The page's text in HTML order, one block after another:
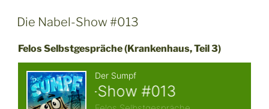
Die Nabel-Show #013
Felos Selbstgespräche (Krankenhaus, Teil 3)